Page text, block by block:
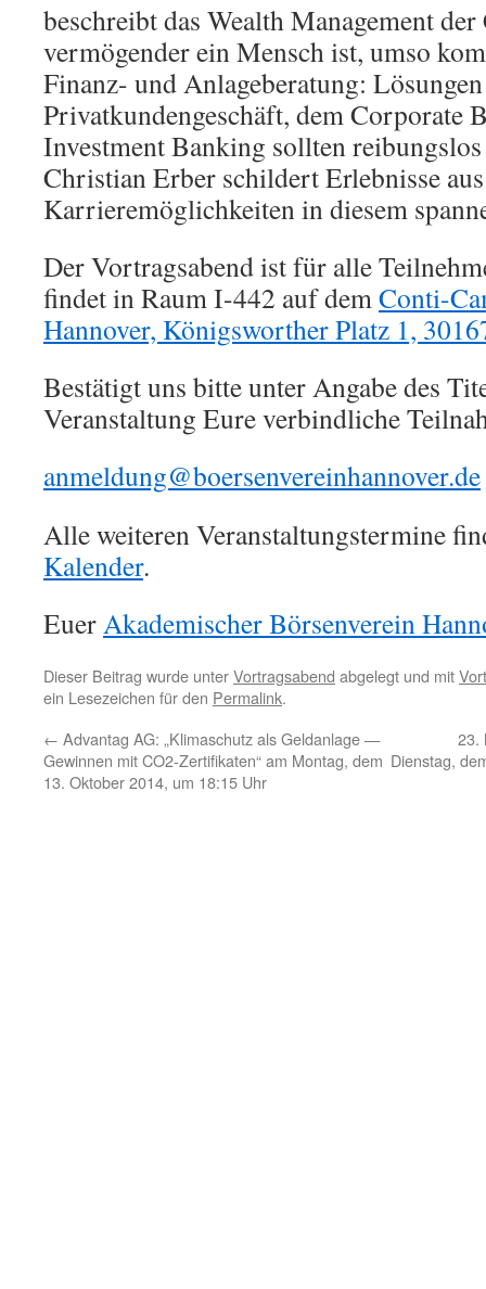
beschreibt das Wealth Management
vermögender ein Mensch ist, umso
Finanz- und Anlageberatung:
Privatkundengeschäft, dem Corporate
Investment Banking sollten
Christian Erber schildert Erlebnisse
Karrieremöglichkeiten in diesem
Der Vortragsabend ist für alle
findet in Raum I-442 auf demConti-
Hannover, Königsworther Platz 1,
Bestätigt uns bitte unter Angabe des
Veranstaltung Eure verbindliche
anmeldung@boersenvereinhannover.de
Alle weiteren Veranstaltungstermine
Kalender.
EuerAkademischer Börsenverein
Dieser Beitrag wurde unterVortragsabend abgelegt und mit
ein Lesezeichen für den Permalink.
← Advantag AG: „Klimaschutz als Geldanlage —
Gewinnen mit CO2-Zertifikaten“ am Montag, dem
13. Oktober 2014, um 18:15 Uhr
23.
Dienstag,